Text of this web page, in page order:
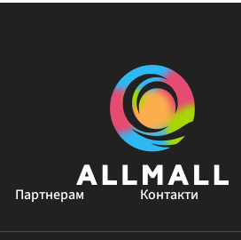
Партнерам Контакти